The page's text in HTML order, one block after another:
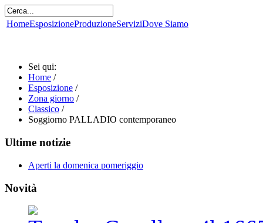
HomeEsposizioneProduzioneServiziDove Siamo
Sei qui:
Home /
Esposizione /
Zona giorno /
Classico /
Soggiorno PALLADIO contemporaneo
Ultime notizie
Aperti la domenica pomeriggio
Novità